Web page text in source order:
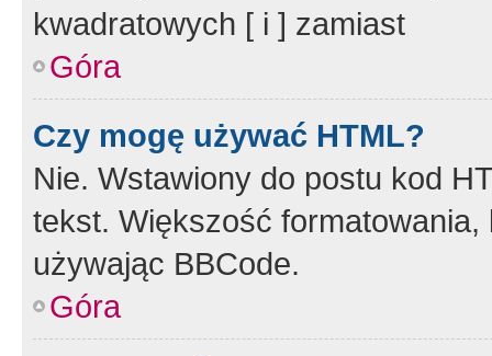
kwadratowych [ i ] zamiast
Góra
Czy mogę używać HTML?
Nie. Wstawiony do postu kod
tekst. Większość
używając BBCode.
Góra